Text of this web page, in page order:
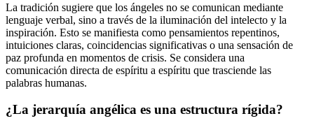
La tradición sugiere que los ángeles no se comunican mediante
lenguaje verbal, sino a través de la iluminación del intelecto y la
inspiración. Esto se manifiesta como pensamientos repentinos,
intuiciones claras, coincidencias significativas o una sensación de
paz profunda en momentos de crisis. Se considera una
comunicación directa de espíritu a espíritu que trasciende las
palabras humanas.
¿La jerarquía angélica es una estructura rígida?